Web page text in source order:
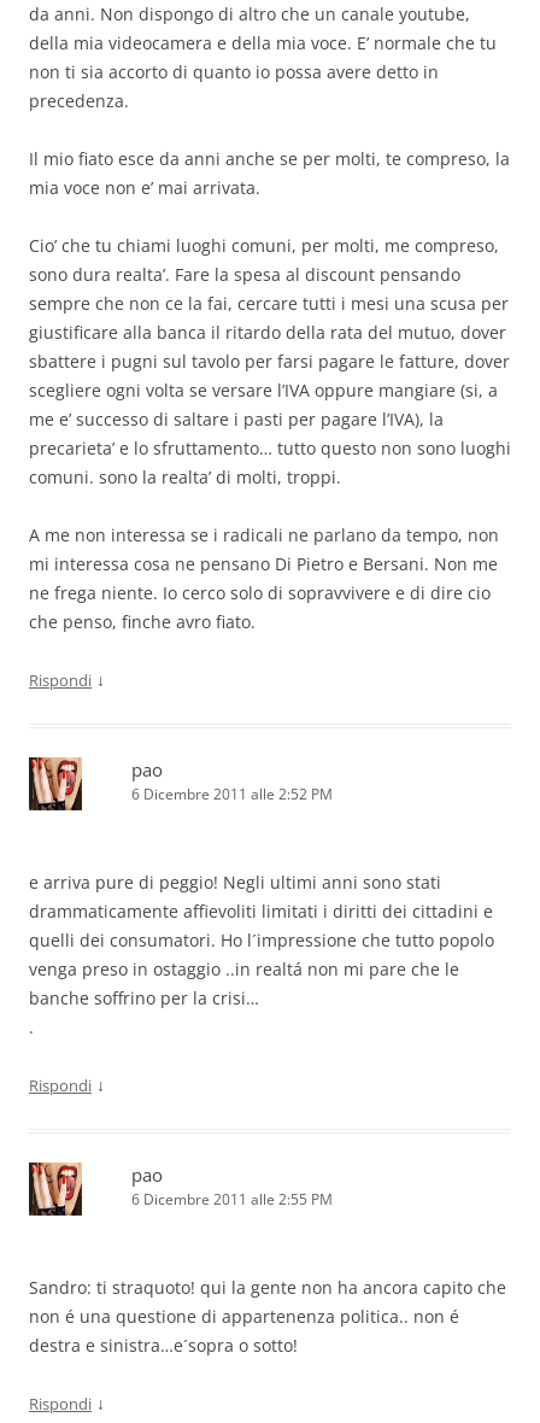
da anni. Non dispongo di altro che un canale youtube,
della mia videocamera e della mia voce. E’ normale che tu
non ti sia accorto di quanto io possa avere detto in
precedenza.
Il mio fiato esce da anni anche se per molti, te compreso, la
mia voce non e’ mai arrivata.
Cio’ che tu chiami luoghi comuni, per molti, me compreso,
sono dura realta’. Fare la spesa al discount pensando
sempre che non ce la fai, cercare tutti i mesi una scusa per
giustificare alla banca il ritardo della rata del mutuo, dover
sbattere i pugni sul tavolo per farsi pagare le fatture, dover
scegliere ogni volta se versare l’IVA oppure mangiare (si, a
me e’ successo di saltare i pasti per pagare l’IVA), la
precarieta’ e lo sfruttamento… tutto questo non sono luoghi
comuni. sono la realta’ di molti, troppi.
A me non interessa se i radicali ne parlano da tempo, non
mi interessa cosa ne pensano Di Pietro e Bersani. Non me
ne frega niente. Io cerco solo di sopravvivere e di dire cio
che penso, finche avro fiato.
Rispondi ↓
pao
6 Dicembre 2011 alle 2:52 PM
e arriva pure di peggio! Negli ultimi anni sono stati
drammaticamente affievoliti limitati i diritti dei cittadini e
quelli dei consumatori. Ho l´impressione che tutto popolo
venga preso in ostaggio ..in realtá non mi pare che le
banche soffrino per la crisi…
.
Rispondi ↓
pao
6 Dicembre 2011 alle 2:55 PM
Sandro: ti straquoto! qui la gente non ha ancora capito che
non é una questione di appartenenza politica.. non é
destra e sinistra…e´sopra o sotto!
Rispondi ↓